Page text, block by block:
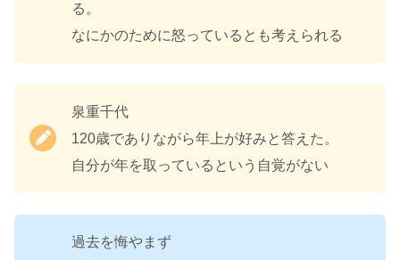
る。
なにかのために怒っているとも考えられる
泉重千代
120歳でありながら年上が好みと答えた。
自分が年を取っているという自覚がない
過去を悔やまず